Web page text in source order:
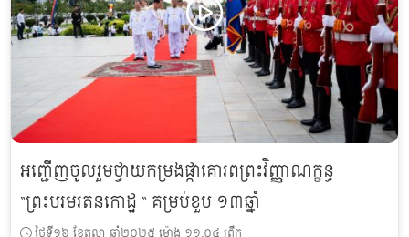
អញ្ជើញចូលរួមថ្វាយកម្រងផ្កាគោរពព្រះវិញ្ញាណក្ខន្ធ
“ព្រះបរមរតនកោដ្ឋ “ គម្រប់ខួប ១៣ឆ្នាំ